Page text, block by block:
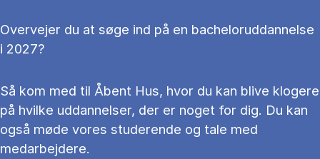
Overvejer du at søge ind på en bacheloruddannelse
i 2027?
Så kom med til Åbent Hus, hvor du kan blive klogere
på hvilke uddannelser, der er noget for dig. Du kan
også møde vores studerende og tale med
medarbejdere.